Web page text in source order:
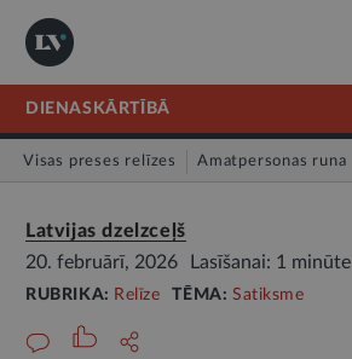
DIENASKĀRTĪBĀ
Visas preses relīzes Amatpersonas runa
Latvijas dzelzceļš
20. februārī, 2026
Lasīšanai: 1 minūte
RUBRIKA: Relīze TĒMA:Satiksme